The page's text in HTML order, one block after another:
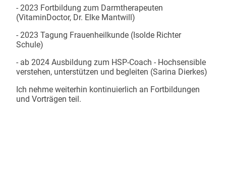
- 2023 Fortbildung zum Darmtherapeuten
(VitaminDoctor, Dr. Elke Mantwill)
- 2023 Tagung Frauenheilkunde (Isolde Richter
Schule)
- ab 2024 Ausbildung zum HSP-Coach - Hochsensible
verstehen, unterstützen und begleiten (Sarina Dierkes)
Ich nehme weiterhin kontinuierlich an Fortbildungen
und Vorträgen teil.